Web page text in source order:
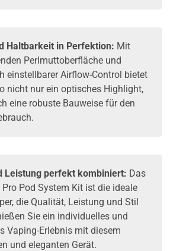
Haltbarkeit in Perfektion: Mit
Perlmuttoberfläche und
einstellbarer Airflow-Control bietet
nicht nur ein optisches Highlight,
eine robuste Bauweise für den
Leistung perfekt kombiniert: Das
Pro Pod System Kit ist die ideale
die Qualität, Leistung und Stil
Sie ein individuelles und
Vaping-Erlebnis mit diesem
und eleganten Gerät.